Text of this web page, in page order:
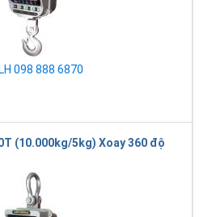
098 888 6870
(10.000kg/5kg) Xoay 360 độ